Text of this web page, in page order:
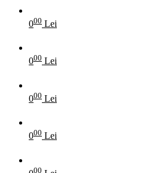
000 Lei
000 Lei
000 Lei
000 Lei
00